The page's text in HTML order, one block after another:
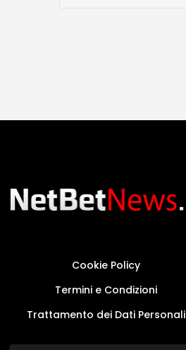
Cookie Policy
Termini e Condizioni
Trattamento dei Dati Personali